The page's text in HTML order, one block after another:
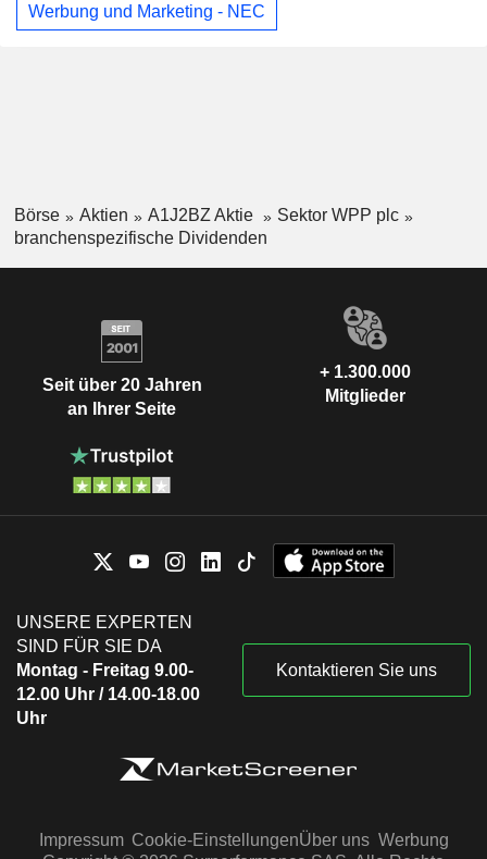
Werbung und Marketing - NEC
Börse Aktien A1J2BZ Aktie
Sektor WPP plc
branchenspezifische Dividenden
Seit über 20 Jahren
an Ihrer Seite
+ 1.300.000
Mitglieder
UNSERE EXPERTEN
SIND FÜR SIE DA
Montag - Freitag 9.00-
12.00 Uhr / 14.00-18.00
Uhr
Kontaktieren Sie uns
Impressum Cookie-EinstellungenÜber uns Werbung